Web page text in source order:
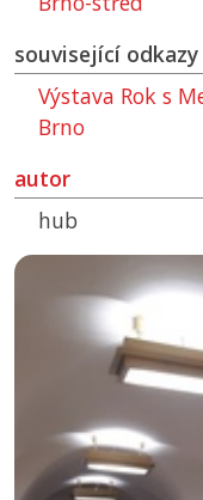
související odkazy
Výstava Rok s
Brno
autor
hub